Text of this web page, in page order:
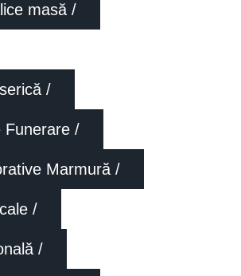
masă /
/
Funerare /
Marmură /
/
/